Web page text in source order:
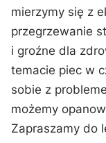
mierzymy się z
przegrzewanie⁤
i groźne dla
temacie piec w
sobie z
możemy
Zapraszamy do